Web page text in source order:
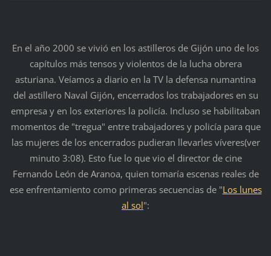
En el año 2000 se vivió en los astilleros de Gijón uno de los
capítulos más tensos y violentos de la lucha obrera
asturiana. Veíamos a diario en la TV la defensa numantina
del astillero Naval Gijón, encerrados los trabajadores en su
empresa y en los exteriores la policía. Incluso se habilitaban
momentos de "tregua" entre trabajadores y policía para que
las mujeres de los encerrados pudieran llevarles víveres(ver
minuto 3:08). Esto fue lo que vio el director de cine
Fernando León de Aranoa, quien tomaría escenas reales de
ese enfrentamiento como primeras secuencias de "Los lunes
al sol":